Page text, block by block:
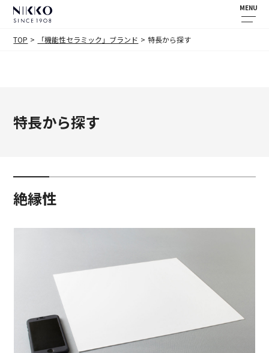
MENU
TOP 「機能性セラミック」ブランド 特長から探す
特長から探す
絶縁性